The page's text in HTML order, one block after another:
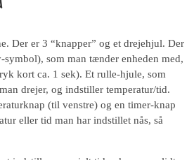
Der er 3 “knapper” og et drejehjul. Der
som man tænder enheden med,
kort ca. 1 sek). Et rulle-hjule, som
drejer, og indstiller temperatur/tid.
(til venstre) og en timer-knap
eller tid man har indstillet nås, så